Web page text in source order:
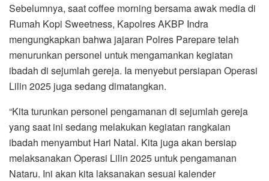
Sebelumnya, saat coffee morning bersama awak media di
Rumah Kopi Sweetness, Kapolres AKBP Indra
mengungkapkan bahwa jajaran Polres Parepare telah
menurunkan personel untuk mengamankan kegiatan
ibadah di sejumlah gereja. Ia menyebut persiapan Operasi
Lilin 2025 juga sedang dimatangkan.
“Kita turunkan personel pengamanan di sejumlah gereja
yang saat ini sedang melakukan kegiatan rangkaian
ibadah menyambut Hari Natal. Kita juga akan bersiap
melaksanakan Operasi Lilin 2025 untuk pengamanan
Nataru. Ini akan kita laksanakan sesuai kalender